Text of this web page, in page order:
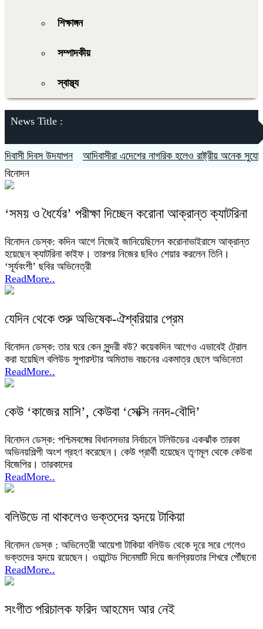
শিক্ষাঙ্গন
সম্পাদকীয়
স্বাস্থ্য
News Title :
দিবস উদযাপন আদিবাসীরা এদেশের নাগরিক হলেও রাষ্ট্রীয় অনেক সুযোগ
বিনোদন
‘সময় ও ধৈর্যের’ পরীক্ষা দিচ্ছেন করোনা আক্রান্ত ক্যাটরিনা
বিনোদন ডেস্ক: কদিন আগে নিজেই জানিয়েছিলেন করোনাভাইরাসে আক্রান্ত
হয়েছেন ক্যাটরিনা কাইফ। তারপর নিজের ছবিও শেয়ার করলেন তিনি।
‘সূর্যবংশী’ ছবির অভিনেত্রী
ReadMore..
যেদিন থেকে শুরু অভিষেক-ঐশ্বরিয়ার প্রেম
বিনোদন ডেস্ক: তার ঘরে কেন সুন্দরী বউ? কয়েকদিন আগেও এভাবেই ট্রোল
করা হয়েছিল বলিউড সুপারস্টার অমিতাভ বচ্চনের একমাত্র ছেলে অভিনেতা
ReadMore..
কেউ ‘কাজের মাসি’, কেউবা ‘সেক্সি ননদ-বৌদি’
বিনোদন ডেস্ক: পশ্চিমবঙ্গের বিধানসভার নির্বাচনে টলিউডের একঝাঁক তারকা
অভিনয়শিল্পী অংশ গ্রহণ করেছেন। কেউ প্রার্থী হয়েছেন তৃণমূল থেকে কেউবা
বিজেপির। তারকাদের
ReadMore..
বলিউডে না থাকলেও ভক্তদের হৃদয়ে টাকিয়া
বিনোদন ডেস্ক : অভিনেত্রী আয়েশা টাকিয়া বলিউড থেকে দূরে সরে গেলেও
ভক্তদের হৃদয়ে রয়েছেন। ওয়ান্টেড সিনেমাটি দিয়ে জনপ্রিয়তার শিখরে পৌঁছনো
ReadMore..
সংগীত পরিচালক ফরিদ আহমেদ আর নেই